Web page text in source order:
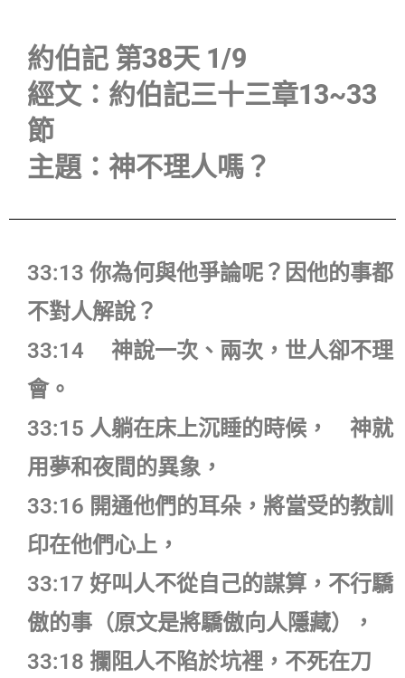
約伯記 第38天 1/9
經文：約伯記三十三章13~33
節
主題：神不理人嗎？
33:13 你為何與他爭論呢？因他的事都
不對人解說？
33:14 神說一次、兩次，世人卻不理
會。
33:15 人躺在床上沉睡的時候， 神就
用夢和夜間的異象，
33:16 開通他們的耳朵，將當受的教訓
印在他們心上，
33:17 好叫人不從自己的謀算，不行驕
傲的事（原文是將驕傲向人隱藏），
33:18 攔阻人不陷於坑裡，不死在刀